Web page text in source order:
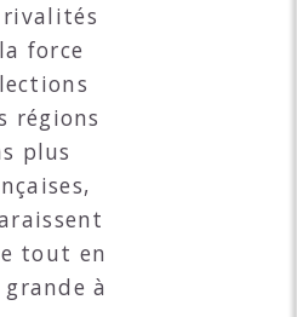
rivalités
force
régions
plus
tout en
à